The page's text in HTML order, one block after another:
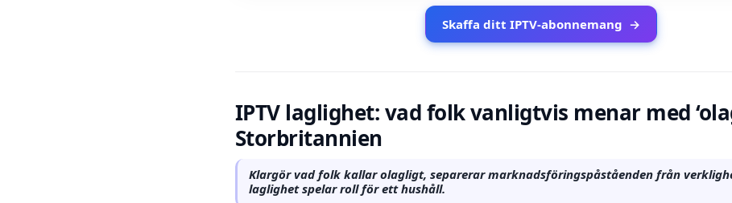
Skaffa ditt IPTV-abonnemang →
IPTV laglighet: vad folk vanligtvis menar med
Storbritannien
Klargör vad folk kallar olagligt, separerar marknadsföringspåståenden från
laglighet spelar roll för ett hushåll.